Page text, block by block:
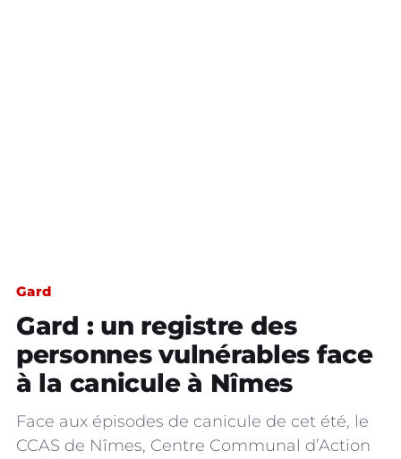
Gard
Gard : un registre des
personnes vulnérables face
à la canicule à Nîmes
Face aux épisodes de canicule de cet été, le
CCAS de Nîmes, Centre Communal d’Action